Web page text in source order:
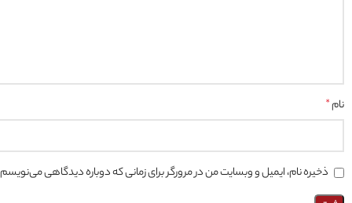
نام*
ذخیره نام، ایمیل و وبسایت من در مرورگر برای زمانی که دوباره دیدگاهی